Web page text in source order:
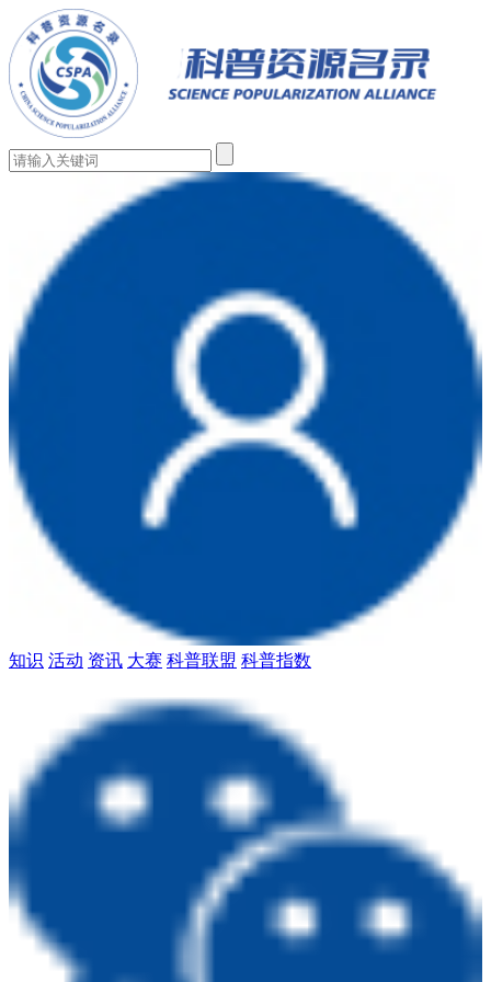
知识 活动 资讯 大赛 科普联盟 科普指数